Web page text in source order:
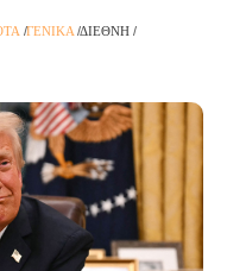
ΓΕΝΙΚΆ ΔΙΕΘΝΉ